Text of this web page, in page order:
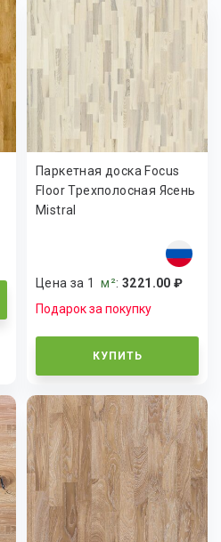
Паркетная доска Focus
Floor Трехполосная Ясень
Mistral
Цена за 1м²:3221.00 ₽
Подарок за покупку
КУПИТЬ